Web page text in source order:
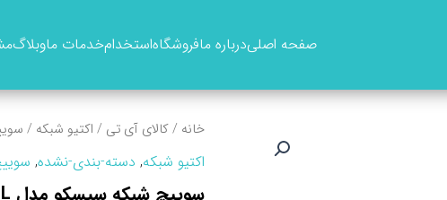
صفحه اصلیدرباره مافروشگاهاستخدامخدمات ماوبلاگ
خانه /کالای آی تی / اکتیو شبکه /
اکتیو شبکه, دسته-بندی-نشده,
سوييچ شبکه سيسکو مدل WS-C2960-8TC-L